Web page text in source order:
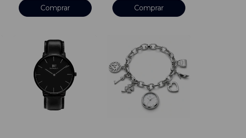
Comprar Comprar